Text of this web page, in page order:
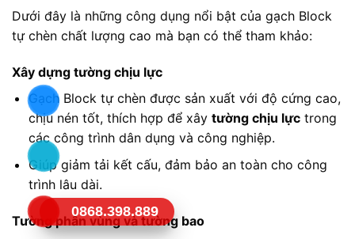
Dưới đây là những công dụng nổi bật của gạch Block
tự chèn chất lượng cao mà bạn có thể tham khảo:
Xây dựng tường chịu lực
Gạch Block tự chèn được sản xuất với độ cứng cao,
chịu nén tốt, thích hợp để xây tường chịu lựctrong
các công trình dân dụng và công nghiệp.
Giúp giảm tải kết cấu, đảm bảo an toàn cho công
trình lâu dài.
Tường phân vùng và tường bao
0868.398.889